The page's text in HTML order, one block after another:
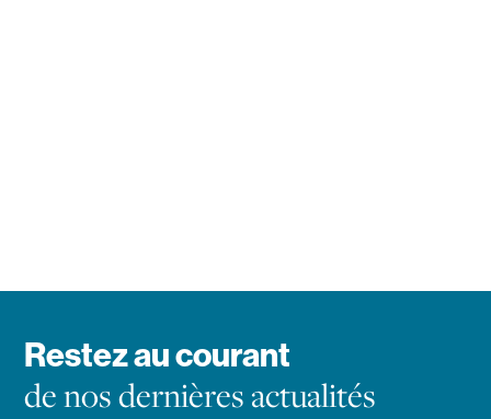
Restez au courant
de nos dernières actualités